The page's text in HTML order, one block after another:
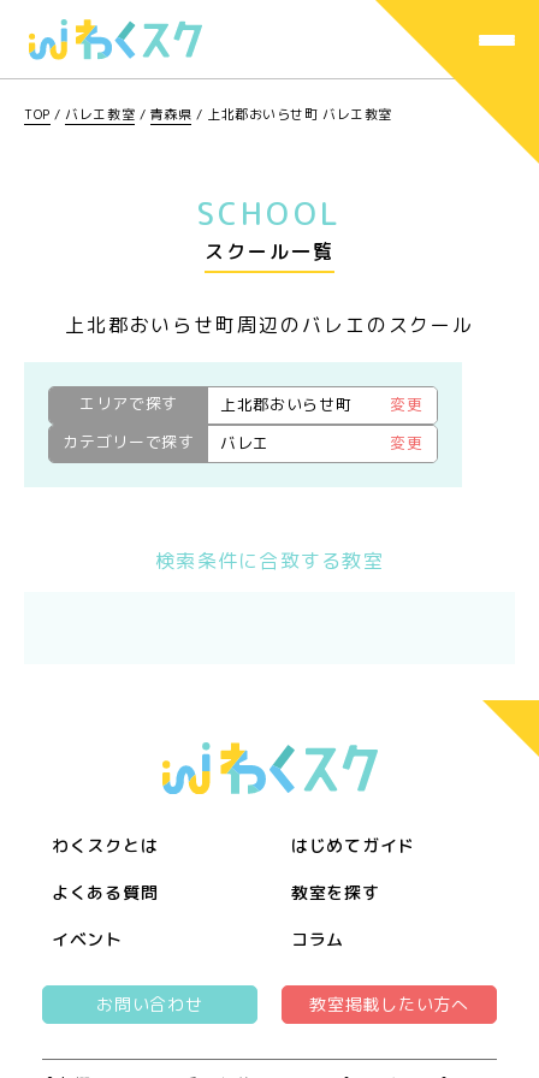
TOP / バレエ教室 / 青森県 / 上北郡おいらせ町 バレエ教室
SCHOOL
スクール一覧
上北郡おいらせ町周辺のバレエのスクール
エリアで探す 上北郡おいらせ町
変更
カテゴリーで探す
バレエ 変更
検索条件に合致する教室
わくスクとは はじめてガイド
よくある質問 教室を探す
イベント コラム
お問い合わせ 教室掲載したい方へ